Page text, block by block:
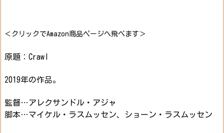
＜クリックでAmazon商品ページへ飛べます＞
原題：Crawl
2019年の作品。
監督…アレクサンドル・アジャ
脚本…マイケル・ラスムッセン、ショーン・ラスムッセン